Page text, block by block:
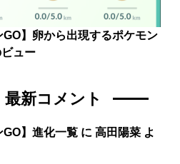
GO】卵から出現するポケモン
ュー
最新コメント
GO】進化一覧 に高田陽菜 よ